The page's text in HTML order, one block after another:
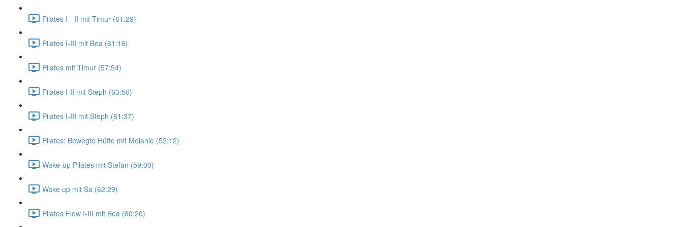
Pilates I - II mit Timur (61:29)
Pilates I-III mit Bea (61:16)
Pilates mit Timur (57:54)
Pilates I-II mit Steph (63:56)
Pilates I-III mit Steph (61:37)
Pilates: Bewegte Hüfte mit Melanie (52:12)
Wake-up Pilates mit Stefan (59:00)
Wake up mit Sa (62:29)
Pilates Flow I-III mit Bea (60:20)